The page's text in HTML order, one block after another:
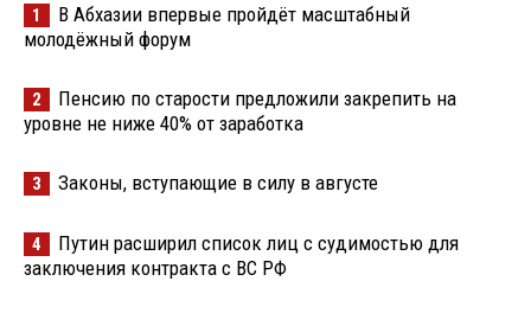
1
В Абхазии впервые пройдёт масштабный
молодёжный форум
2
Пенсию по старости предложили закрепить на
уровне не ниже 40% от заработка
3 Законы, вступающие в силу в августе
4
Путин расширил список лиц с судимостью для
заключения контракта с ВС РФ